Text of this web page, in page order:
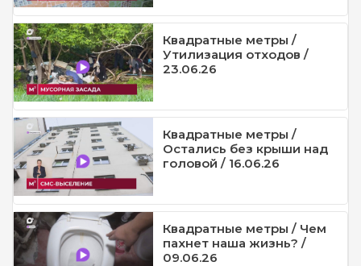
Квадратные метры /
Утилизация отходов /
23.06.26
Квадратные метры /
Остались без крыши над
головой / 16.06.26
Квадратные метры / Чем
пахнет наша жизнь? /
09.06.26